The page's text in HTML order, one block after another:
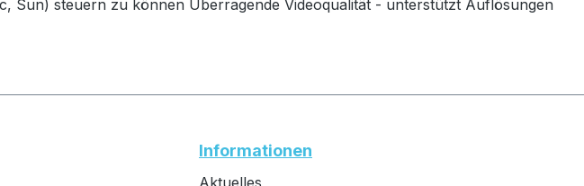
Sun) steuern zu können Überragende Videoqualität - unterstützt Auflösungen
Informationen
Aktuelles